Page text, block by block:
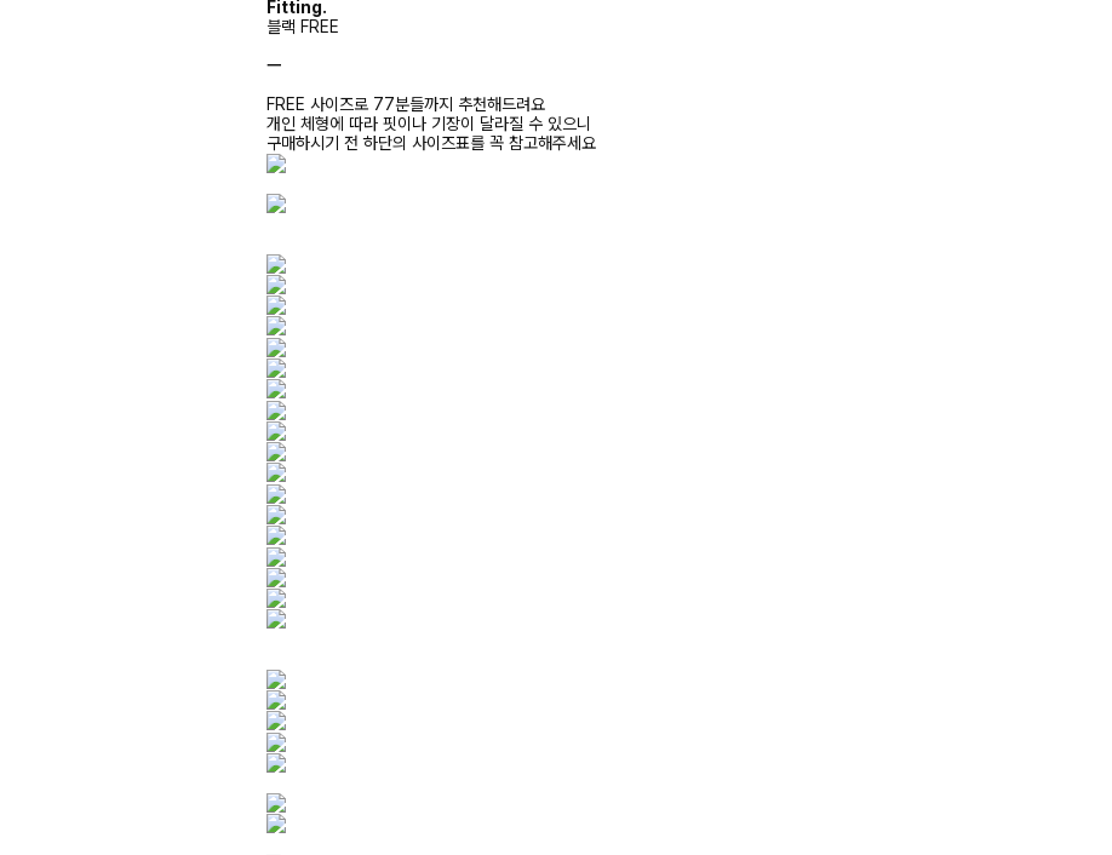
Fitting.
블랙 FREE
ㅡ
FREE 사이즈로 77분들까지 추천해드려요
개인 체형에 따라 핏이나 기장이 달라질 수 있으니
구매하시기 전 하단의 사이즈표를 꼭 참고해주세요